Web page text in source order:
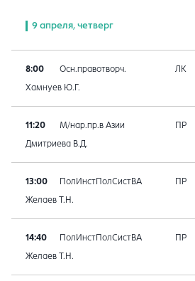
9 апреля, четверг
8:00 Осн.правотворч. ЛК
Хамнуев Ю.Г.
11:20 М/нар.пр.в Азии ПР
Дмитриева В.Д.
13:00 ПолИнстПолСистВА ПР
Желаев Т.Н.
14:40 ПолИнстПолСистВА ПР
Желаев Т.Н.